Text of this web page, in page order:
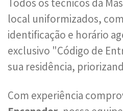
Todos os técnicos da
local uniformizados,
identificação e horário
exclusivo "Código de
sua residência,
Com experiência